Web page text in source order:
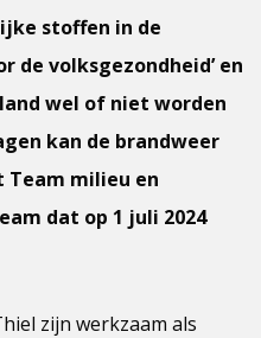
stoffen in de
de volksgezondheid’ en
wel of niet worden
kan de brandweer
Team milieu en
dat op 1 juli 2024
zijn werkzaam als